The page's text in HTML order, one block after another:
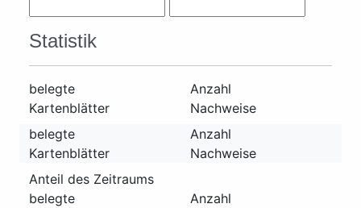
Statistik
belegte
Kartenblätter
Anzahl
Nachweise
belegte
Kartenblätter
Anzahl
Nachweise
Anteil des Zeitraums
belegte
Anzahl